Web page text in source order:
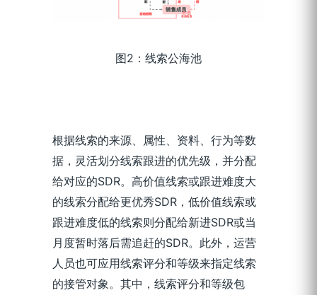
图2：线索公海池
根据线索的来源、属性、资料、行为等数
据，灵活划分线索跟进的优先级，并分配
给对应的SDR。高价值线索或跟进难度大
的线索分配给更优秀SDR，低价值线索或
跟进难度低的线索则分配给新进SDR或当
月度暂时落后需追赶的SDR。此外，运营
人员也可应用线索评分和等级来指定线索
的接管对象。其中，线索评分和等级包